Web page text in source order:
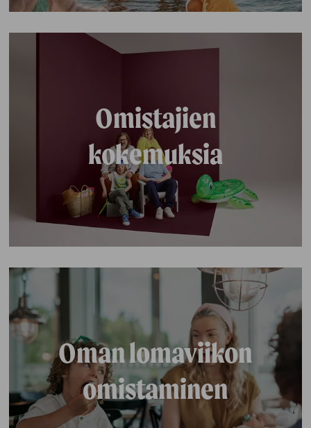
Omistajien
kokemuksia
Oman lomaviikon
omistaminen